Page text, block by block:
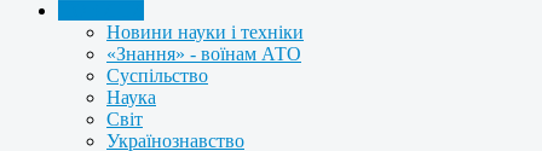
Новини науки і техніки
«Знання» - воїнам АТО
Суспільство
Наука
Світ
Українознавство